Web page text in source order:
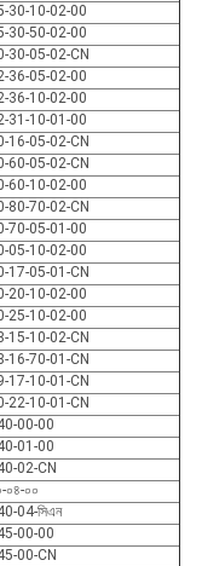
30-10-02-00
30-50-02-00
30-05-02-CN
36-05-02-00
36-10-02-00
31-10-01-00
16-05-02-CN
60-05-02-CN
60-10-02-00
80-70-02-CN
70-05-01-00
05-10-02-00
17-05-01-CN
20-10-02-00
25-10-02-00
15-10-02-CN
16-70-01-CN
17-10-01-CN
22-10-01-CN
00-00
01-00
02-CN
০৪-০০
04-সিএন
00-00
00-CN